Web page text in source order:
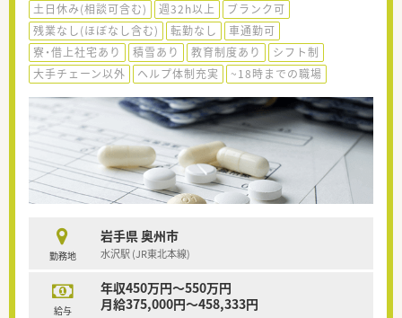
土日休み(相談可含む) 週32h以上
ブランク可
残業なし(ほぼなし含む)
転勤なし
車通勤可
寮・借上社宅あり
積雪あり 教育制度あり
シフト制
大手チェーン以外
ヘルプ体制充実 ~18時までの職場
勤務地
岩手県 奥州市
水沢駅 (JR東北本線)
給与
年収450万円～550万円
月給375,000円～458,333円